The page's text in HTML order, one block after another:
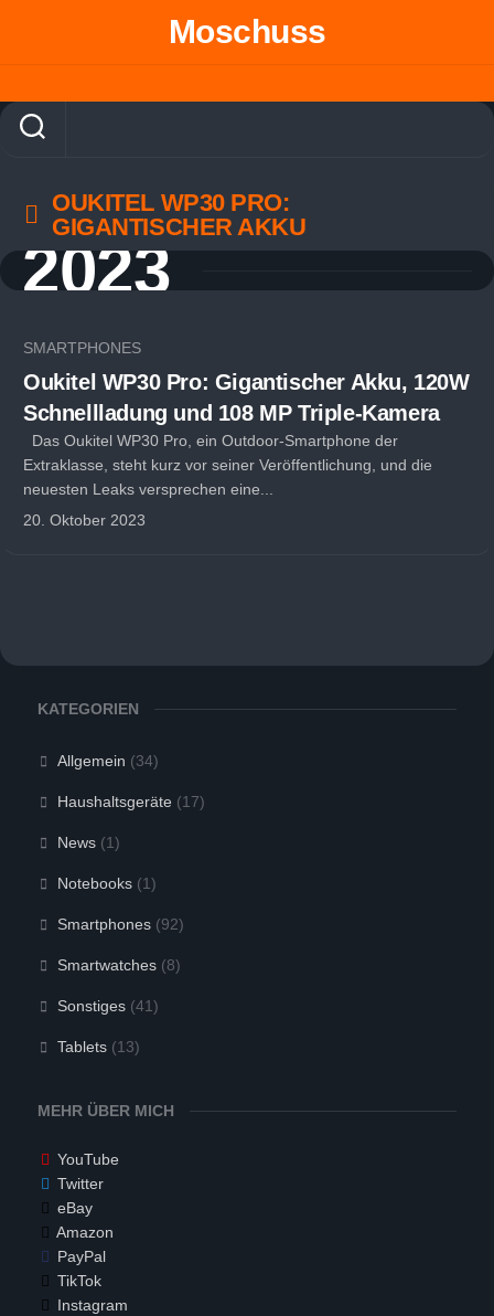
Moschuss
OUKITEL WP30 PRO:
GIGANTISCHER AKKU
2023
SMARTPHONES
Oukitel WP30 Pro: Gigantischer Akku, 120W
Schnellladung und 108 MP Triple-Kamera
Das Oukitel WP30 Pro, ein Outdoor-Smartphone der
Extraklasse, steht kurz vor seiner Veröffentlichung, und die
neuesten Leaks versprechen eine...
20. Oktober 2023
KATEGORIEN
Allgemein (34)
Haushaltsgeräte (17)
News(1)
Notebooks(1)
Smartphones(92)
Smartwatches(8)
Sonstiges(41)
Tablets(13)
MEHR ÜBER MICH
YouTube
Twitter
eBay
Amazon
PayPal
TikTok
Instagram